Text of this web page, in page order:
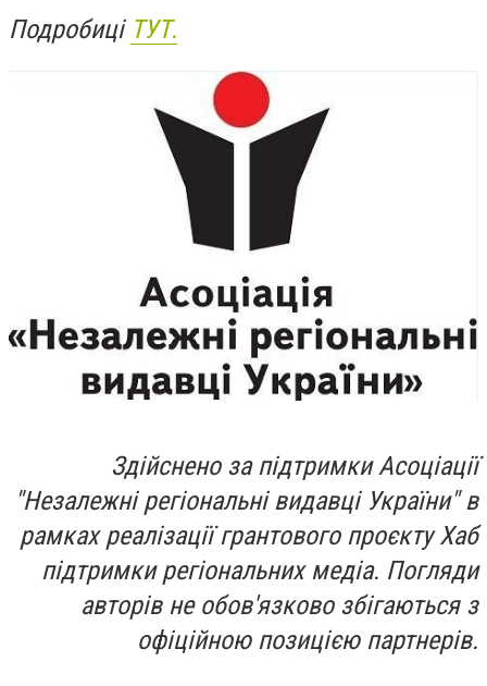
Подробиці ТУТ.
Здійснено за підтримки Асоціації
"Незалежні регіональні видавці України" в
рамках реалізації грантового проєкту Хаб
підтримки регіональних медіа. Погляди
авторів не обов'язково збігаються з
офіційною позицією партнерів.